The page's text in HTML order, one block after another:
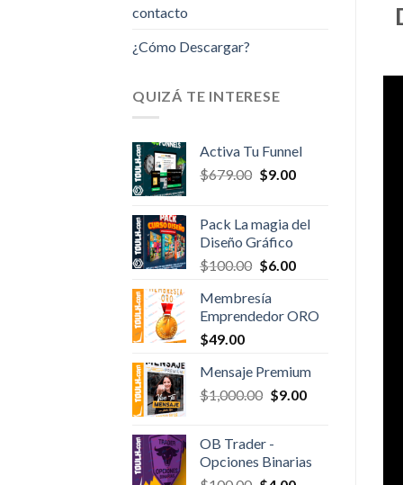
contacto
¿Cómo Descargar?
QUIZÁ TE INTERESE
Activa Tu Funnel
$679.00 Original
$679.00.
$9.00Current
$9.00.
Pack La magia del
Diseño Gráfico
$100.00 Original
was:
$100.00.
$6.00Current
$6.00.
Membresía
Emprendedor ORO
$49.00
Mensaje Premium
$1,000.00 Original
$1,000.00.
$9.00Current
OB Trader -
Opciones Binarias